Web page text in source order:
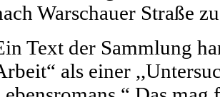
Warschauer Straße
Text der Sammlung
als einer